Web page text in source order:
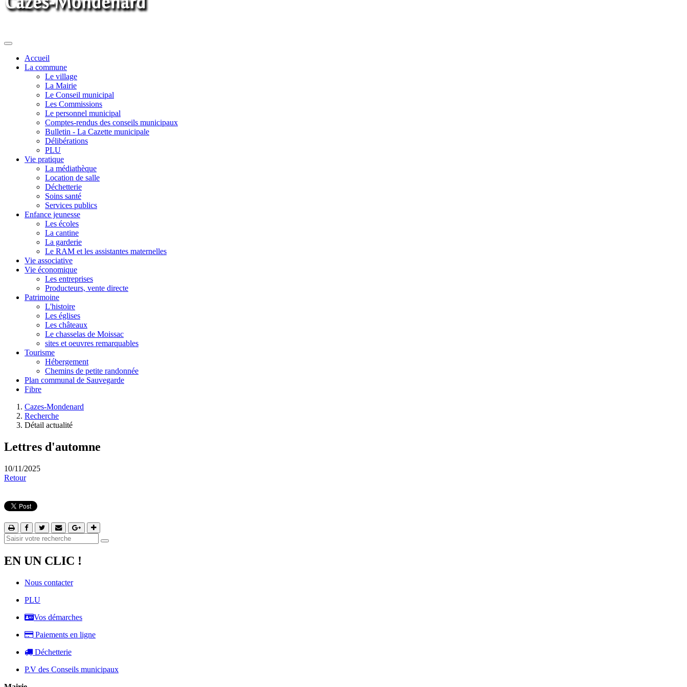
Toggle
navigationAccueil
La commune
Le village
La Mairie
Le Conseil municipal
Les Commissions
Le personnel municipal
Comptes-rendus des conseils municipaux
Bulletin - La Cazette municipale
Délibérations
PLU
Vie pratique
La médiathèque
Location de salle
Déchetterie
Soins santé
Services publics
Enfance jeunesse
Les écoles
La cantine
La garderie
Le RAM et les assistantes maternelles
Vie associative
Vie économique
Les entreprises
Producteurs, vente directe
Patrimoine
L'histoire
Les églises
Les châteaux
Le chasselas de Moissac
sites et oeuvres remarquables
Tourisme
Hébergement
Chemins de petite randonnée
Plan communal de Sauvegarde
Fibre
Cazes-Mondenard
Recherche
Détail actualité
Lettres d'automne
10/11/2025
Retour
EN UN CLIC !
Nous contacter
PLU
Vos démarches
Paiements en ligne
Déchetterie
P.V des Conseils municipaux